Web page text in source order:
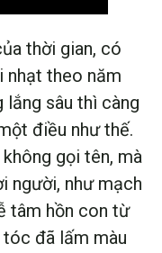
thời gian, có
nhạt theo năm
lắng sâu thì càng
điều như thế.
gọi tên, mà
người, như mạch
tâm hồn con từ
đã lấm màu